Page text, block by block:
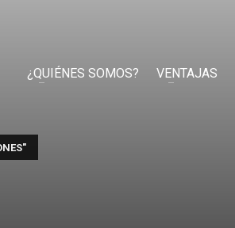
¿QUIÉNES SOMOS? VENTAJAS